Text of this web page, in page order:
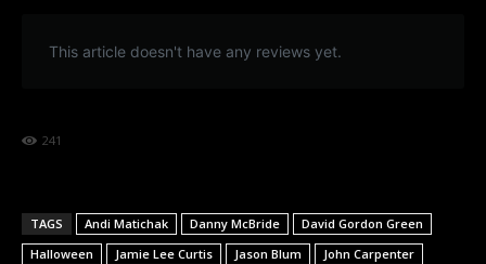
This article doesn't have any reviews yet.
241
TAGS Andi Matichak Danny McBride
David Gordon Green
Halloween
Jamie Lee Curtis Jason Blum
John Carpenter